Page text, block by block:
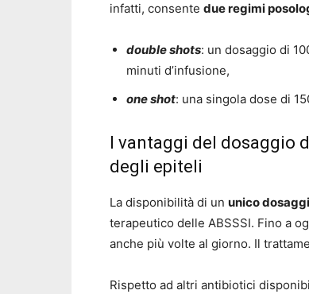
infatti, consente due regimi
double shots: un dosaggio di
minuti d’infusione,
one shot: una singola dose di
I vantaggi del dosaggio
degli epiteli
La disponibilità di un unico
terapeutico delle ABSSSI. Fino a
anche più volte al giorno. Il
Rispetto ad altri antibiotici